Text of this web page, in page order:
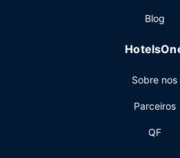
momento diariamente entre as
As principais comodidades
estacionamento grátis no local.
Blog
Sobre nos
Parceiros
QF